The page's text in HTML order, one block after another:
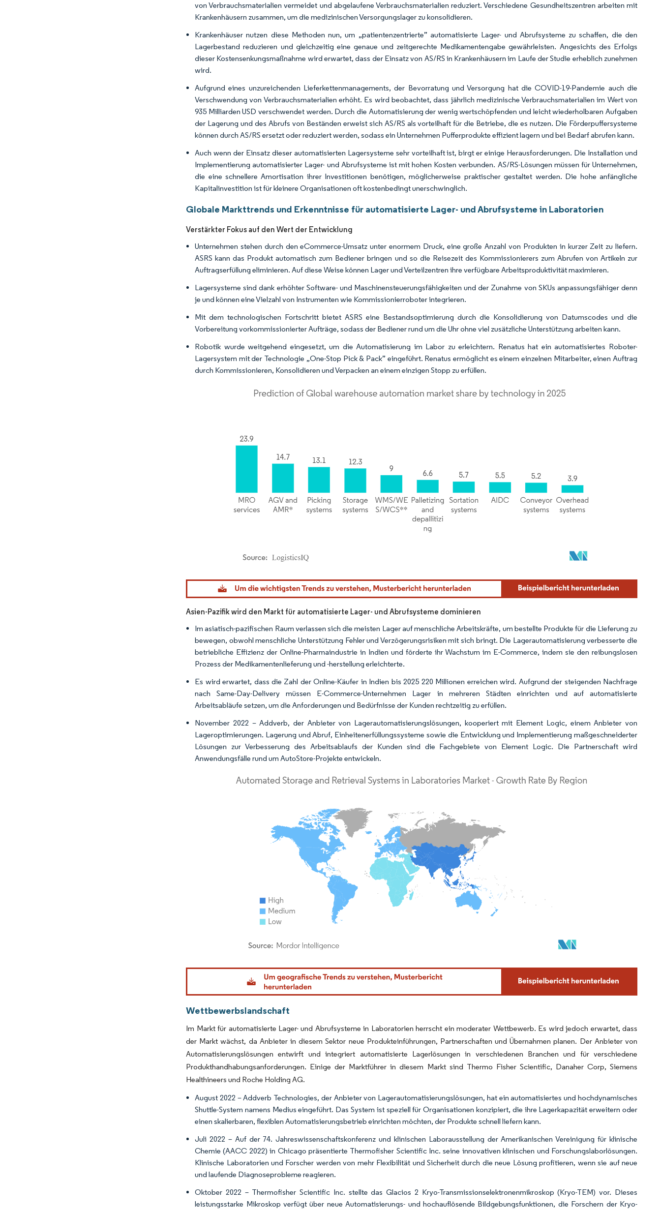
von Verbrauchsmaterialien vermeidet und abgelaufene Verbrauchsmaterialien reduziert. Verschiedene Gesundheitszentren arbeiten mit
Krankenhäusern zusammen, um die medizinischen Versorgungslager zu konsolidieren.
Krankenhäuser nutzen diese Methoden nun, um „patientenzentrierte” automatisierte Lager- und Abrufsysteme zu schaffen, die den
Lagerbestand reduzieren und gleichzeitig eine genaue und zeitgerechte Medikamentengabe gewährleisten. Angesichts des Erfolgs
dieser Kostensenkungsmaßnahme wird erwartet, dass der Einsatz von AS/RS in Krankenhäusern im Laufe der Studie erheblich zunehmen
wird.
Aufgrund eines unzureichenden Lieferkettenmanagements, der Bevorratung und Versorgung hat die COVID-19-Pandemie auch die
Verschwendung von Verbrauchsmaterialien erhöht. Es wird beobachtet, dass jährlich medizinische Verbrauchsmaterialien im Wert von
935 Milliarden USD verschwendet werden. Durch die Automatisierung der wenig wertschöpfenden und leicht wiederholbaren Aufgaben
der Lagerung und des Abrufs von Beständen erweist sich AS/RS als vorteilhaft für die Betriebe, die es nutzen. Die Förderpuffersysteme
können durch AS/RS ersetzt oder reduziert werden, sodass ein Unternehmen Pufferprodukte effizient lagern und bei Bedarf abrufen kann.
Auch wenn der Einsatz dieser automatisierten Lagersysteme sehr vorteilhaft ist, birgt er einige Herausforderungen. Die Installation und
Implementierung automatisierter Lager- und Abrufsysteme ist mit hohen Kosten verbunden. AS/RS-Lösungen müssen für Unternehmen,
die eine schnellere Amortisation ihrer Investitionen benötigen, möglicherweise praktischer gestaltet werden. Die hohe anfängliche
Kapitalinvestition ist für kleinere Organisationen oft kostenbedingt unerschwinglich.
Globale Markttrends und Erkenntnisse für automatisierte Lager- und Abrufsysteme in Laboratorien
Verstärkter Fokus auf den Wert der Entwicklung
Unternehmen stehen durch den eCommerce-Umsatz unter enormem Druck, eine große Anzahl von Produkten in kurzer Zeit zu liefern.
ASRS kann das Produkt automatisch zum Bediener bringen und so die Reisezeit des Kommissionierers zum Abrufen von Artikeln zur
Auftragserfüllung eliminieren. Auf diese Weise können Lager und Verteilzentren ihre verfügbare Arbeitsproduktivität maximieren.
Lagersysteme sind dank erhöhter Software- und Maschinensteuerungsfähigkeiten und der Zunahme von SKUs anpassungsfähiger denn
je und können eine Vielzahl von Instrumenten wie Kommissionierroboter integrieren.
Mit dem technologischen Fortschritt bietet ASRS eine Bestandsoptimierung durch die Konsolidierung von Datumscodes und die
Vorbereitung vorkommissionierter Aufträge, sodass der Bediener rund um die Uhr ohne viel zusätzliche Unterstützung arbeiten kann.
Robotik wurde weitgehend eingesetzt, um die Automatisierung im Labor zu erleichtern. Renatus hat ein automatisiertes Roboter-
Lagersystem mit der Technologie „One-Stop Pick & Pack” eingeführt. Renatus ermöglicht es einem einzelnen Mitarbeiter, einen Auftrag
durch Kommissionieren, Konsolidieren und Verpacken an einem einzigen Stopp zu erfüllen.
Bild © Mordor Intelligence. Wiederverwendung erfordert Namensnennung gemäß CC BY 4.0.
Asien-Pazifik wird den Markt für automatisierte Lager- und Abrufsysteme dominieren
Im asiatisch-pazifischen Raum verlassen sich die meisten Lager auf menschliche Arbeitskräfte, um bestellte Produkte für die Lieferung zu
bewegen, obwohl menschliche Unterstützung Fehler und Verzögerungsrisiken mit sich bringt. Die Lagerautomatisierung verbesserte die
betriebliche Effizienz der Online-Pharmaindustrie in Indien und förderte ihr Wachstum im E-Commerce, indem sie den reibungslosen
Prozess der Medikamentenlieferung und -herstellung erleichterte.
Es wird erwartet, dass die Zahl der Online-Käufer in Indien bis 2025 220 Millionen erreichen wird. Aufgrund der steigenden Nachfrage
nach Same-Day-Delivery müssen E-Commerce-Unternehmen Lager in mehreren Städten einrichten und auf automatisierte
Arbeitsabläufe setzen, um die Anforderungen und Bedürfnisse der Kunden rechtzeitig zu erfüllen.
November 2022 – Addverb, der Anbieter von Lagerautomatisierungslösungen, kooperiert mit Element Logic, einem Anbieter von
Lageroptimierungen. Lagerung und Abruf, Einheitenerfüllungssysteme sowie die Entwicklung und Implementierung maßgeschneiderter
Lösungen zur Verbesserung des Arbeitsablaufs der Kunden sind die Fachgebiete von Element Logic. Die Partnerschaft wird
Anwendungsfälle rund um AutoStore-Projekte entwickeln.
Bild © Mordor Intelligence. Wiederverwendung erfordert Namensnennung gemäß CC BY 4.0.
Wettbewerbslandschaft
Im Markt für automatisierte Lager- und Abrufsysteme in Laboratorien herrscht ein moderater Wettbewerb. Es wird jedoch erwartet, dass
der Markt wächst, da Anbieter in diesem Sektor neue Produkteinführungen, Partnerschaften und Übernahmen planen. Der Anbieter von
Automatisierungslösungen entwirft und integriert automatisierte Lagerlösungen in verschiedenen Branchen und für verschiedene
Produkthandhabungsanforderungen. Einige der Marktführer in diesem Markt sind Thermo Fisher Scientific, Danaher Corp, Siemens
Healthineers und Roche Holding AG.
August 2022 – Addverb Technologies, der Anbieter von Lagerautomatisierungslösungen, hat ein automatisiertes und hochdynamisches
Shuttle-System namens Medius eingeführt. Das System ist speziell für Organisationen konzipiert, die ihre Lagerkapazität erweitern oder
einen skalierbaren, flexiblen Automatisierungsbetrieb einrichten möchten, der Produkte schnell liefern kann.
Juli 2022 – Auf der 74. Jahreswissenschaftskonferenz und klinischen Laborausstellung der Amerikanischen Vereinigung für klinische
Chemie (AACC 2022) in Chicago präsentierte Thermofisher Scientific Inc. seine innovativen klinischen und Forschungslaborlösungen.
Klinische Laboratorien und Forscher werden von mehr Flexibilität und Sicherheit durch die neue Lösung profitieren, wenn sie auf neue
und laufende Diagnoseprobleme reagieren.
Oktober 2022 – Thermofisher Scientific Inc. stellte das Glacios 2 Kryo-Transmissionselektronenmikroskop (Kryo-TEM) vor. Dieses
leistungsstarke Mikroskop verfügt über neue Automatisierungs- und hochauflösende Bildgebungsfunktionen, die Forschern der Kryo-